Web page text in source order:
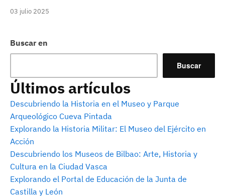
Buscar en
Buscar
Últimos artículos
Descubriendo la Historia en el Museo y Parque
Arqueológico Cueva Pintada
Explorando la Historia Militar: El Museo del Ejército en
Acción
Descubriendo los Museos de Bilbao: Arte, Historia y
Cultura en la Ciudad Vasca
Explorando el Portal de Educación de la Junta de
Castilla y León
03 julio 2025